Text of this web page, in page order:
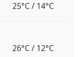
25°C / 14°C
26°C / 12°C